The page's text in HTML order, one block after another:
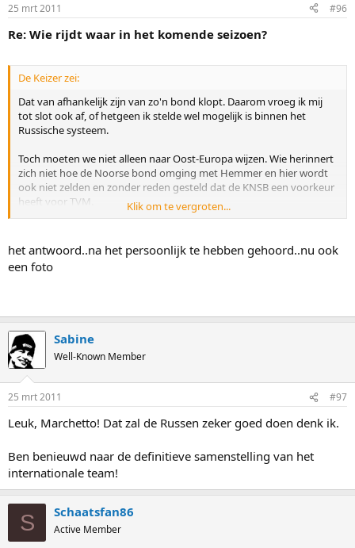
25 mrt 2011 #96
Re: Wie rijdt waar in het komende seizoen?
De Keizer zei:
Dat van afhankelijk zijn van zo'n bond klopt. Daarom vroeg ik mij
tot slot ook af, of hetgeen ik stelde wel mogelijk is binnen het
Russische systeem.
Toch moeten we niet alleen naar Oost-Europa wijzen. Wie herinnert
zich niet hoe de Noorse bond omging met Hemmer en hier wordt
ook niet zelden en zonder reden gesteld dat de KNSB een voorkeur
heeft voor TVM.
breken en dat is duidelijk de beste te zijn. Ritsma kon er in het
verleden voor kiezen om met Sanex zijn eigen weg te gaan, doordat
hij toen absoluut de beste was. Davis heeft zich altijd afgezet tegen
Als Lobysheva in het buitenland gaat trainen en vervolgens tijdens
de Russische kwalificatiewedstrijden in Moskou of Kolomna
baanrecords rijdt, wordt ze heus wel geselecteerd. Maar ja, dan
moet ze dat wel doen. Maar als ze echt zo'n potentiele
wereldtopper is...
Nieuwe coach in Rusland?
Wie zijn vrij? Maurizio Marchetto? Ingrid Paul?
Klik om te vergroten...
het antwoord..na het persoonlijk te hebben gehoord..nu ook
een foto
Sabine
Well-Known Member
25 mrt 2011 #97
Leuk, Marchetto! Dat zal de Russen zeker goed doen denk ik.
Ben benieuwd naar de definitieve samenstelling van het
internationale team!
S Schaatsfan86
Active Member